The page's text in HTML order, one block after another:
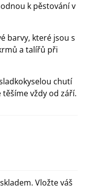
k pěstování v
barvy, které jsou s
a talířů při
chutí
vždy od září.
Vložte váš